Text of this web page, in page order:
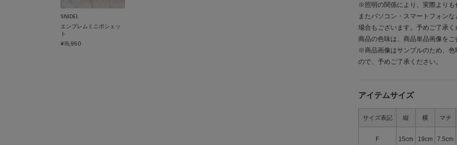
※照明の関係により、実際よりも
またパソコン・スマートフォン
場合もございます。予めご了承く
商品の色味は、商品単品画像をご
※商品画像はサンプルのため、
ので、予めご了承ください。
アイテムサイズ
サイズ表記 縦 横 マチ
F 15cm 19cm 7.5cm
SNIDEL
エンブレムミニポシェッ
ト
¥15,950